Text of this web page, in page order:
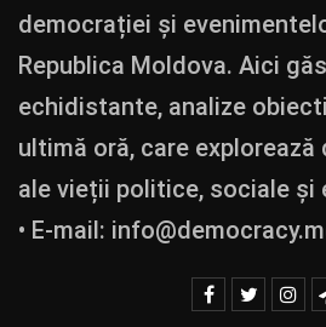
democrației și
Republica Moldova. Aici
echidistante, analize
ultimă oră, care
ale vieții politice, sociale și
• E-mail: